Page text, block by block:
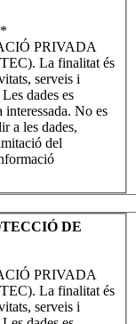
*
PRIVADA
La finalitat és
serveis i
dades es
interessada. No es
a les dades,
del
DE
PRIVADA
La finalitat és
serveis i